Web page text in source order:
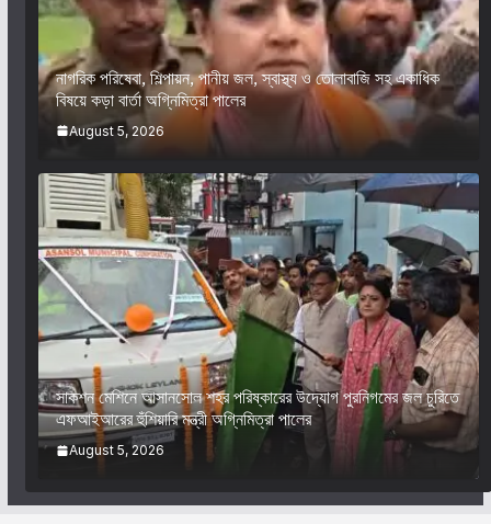
নাগরিক পরিষেবা, শিল্পায়ন, পানীয় জল, স্বাস্থ্য ও তোলাবাজি সহ একাধিক
বিষয়ে কড়া বার্তা অগ্নিমিত্রা পালের
August 5, 2026
সাকশন মেশিনে আসানসোল শহর পরিষ্কারের উদ্যোগ পুরনিগমের জল চুরিতে
এফআইআরের হুঁশিয়ারি মন্ত্রী অগ্নিমিত্রা পালের
August 5, 2026